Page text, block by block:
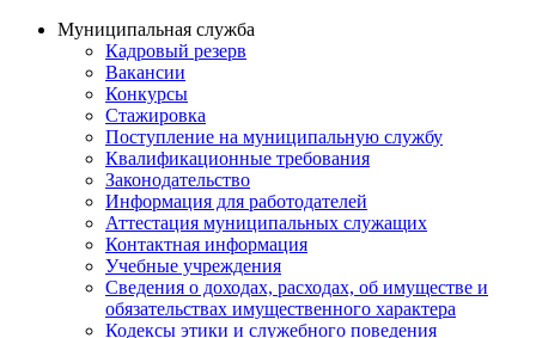
Муниципальная служба
Кадровый резерв
Вакансии
Конкурсы
Стажировка
Поступление на муниципальную службу
Квалификационные требования
Законодательство
Информация для работодателей
Аттестация муниципальных служащих
Контактная информация
Учебные учреждения
Сведения о доходах, расходах, об имуществе и
обязательствах имущественного характера
Кодексы этики и служебного поведения